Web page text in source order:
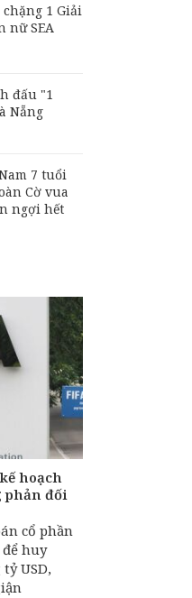
1 Giải
nữ SEA
đấu "1
Nẵng
7 tuổi
Cờ vua
ngợi hết
hoạch
phản đối
cổ phần
huy
USD,